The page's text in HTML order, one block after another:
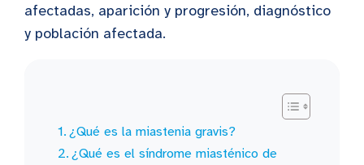
afectadas, aparición y progresión, diagnóstico
y población afectada.
¿Qué es la miastenia gravis?
¿Qué es el síndrome miasténico de